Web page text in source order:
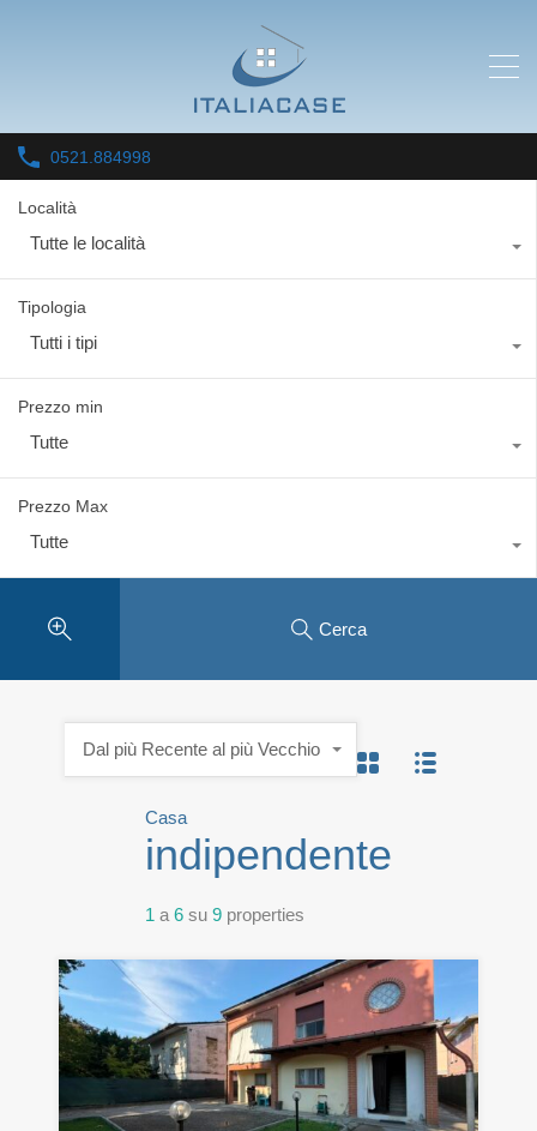
0521.884998
Località
Tutte le località
Tipologia
Tutti i tipi
Prezzo min
Tutte
Prezzo Max
Tutte
Cerca
Casa
indipendente
1 a 6 su 9 properties
Dal più Recente al più Vecchio